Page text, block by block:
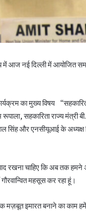
में आज नई दिल्ली में आयोजित
का मुख्य विषय
सहकारिता राज्य मंत्री बी.
सिंह और एनसीयूआई के
रखना चाहिए कि अब तक हमने
महसूस कर रहा हूं।
इमारत बनाने का काम